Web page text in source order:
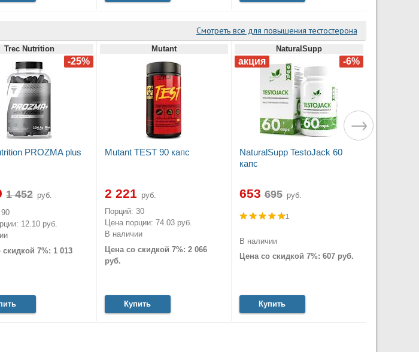
Смотреть все для повышения тестостерона
Trec Nutrition
PROZMA plus
руб.
12.10 руб.
скидкой 7%: 1 013
Mutant
Mutant TEST 90 капс
2 221 руб.
Порций: 30
Цена порции: 74.03 руб.
В наличии
Цена со скидкой 7%: 2 066
руб.
Купить
NaturalSupp
NaturalSupp TestoJack 60
капс
653 руб.
1
В наличии
Цена со скидкой 7%: 607 руб.
Купить